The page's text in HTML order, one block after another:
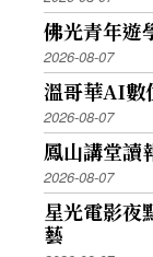
佛光青年
2026-08-07
溫哥華AI
2026-08-07
鳳山講堂
2026-08-07
星光電影
藝